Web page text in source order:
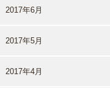
2017年6月
2017年5月
2017年4月